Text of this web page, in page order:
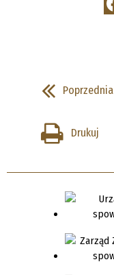
Poprzednia
Drukuj